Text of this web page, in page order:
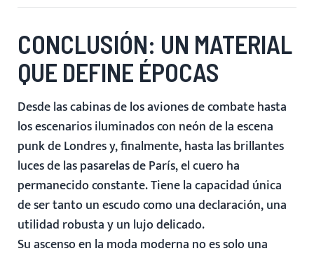
CONCLUSIÓN: UN MATERIAL
QUE DEFINE ÉPOCAS
Desde las cabinas de los aviones de combate hasta
los escenarios iluminados con neón de la escena
punk de Londres y, finalmente, hasta las brillantes
luces de las pasarelas de París, el cuero ha
permanecido constante. Tiene la capacidad única
de ser tanto un escudo como una declaración, una
utilidad robusta y un lujo delicado.
Su ascenso en la moda moderna no es solo una